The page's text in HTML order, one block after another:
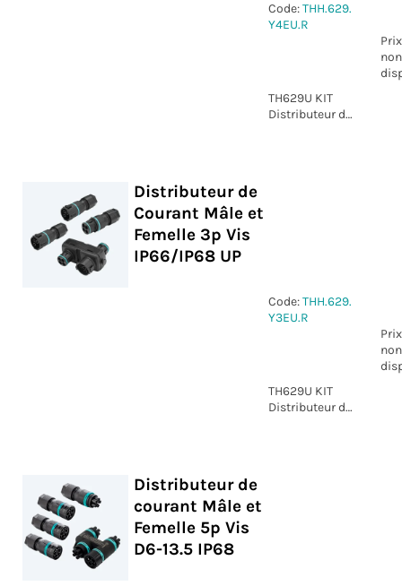
Code:THH.629.
Y4EU.R
Prix
non
TH629U KIT
Distributeur de
Distributeur de
Courant Mâle et
Femelle 3p Vis
IP66/IP68 UP
Code:THH.629.
Y3EU.R
Prix
non
TH629U KIT
Distributeur de
Distributeur de
courant Mâle et
Femelle 5p Vis
D6-13.5 IP68